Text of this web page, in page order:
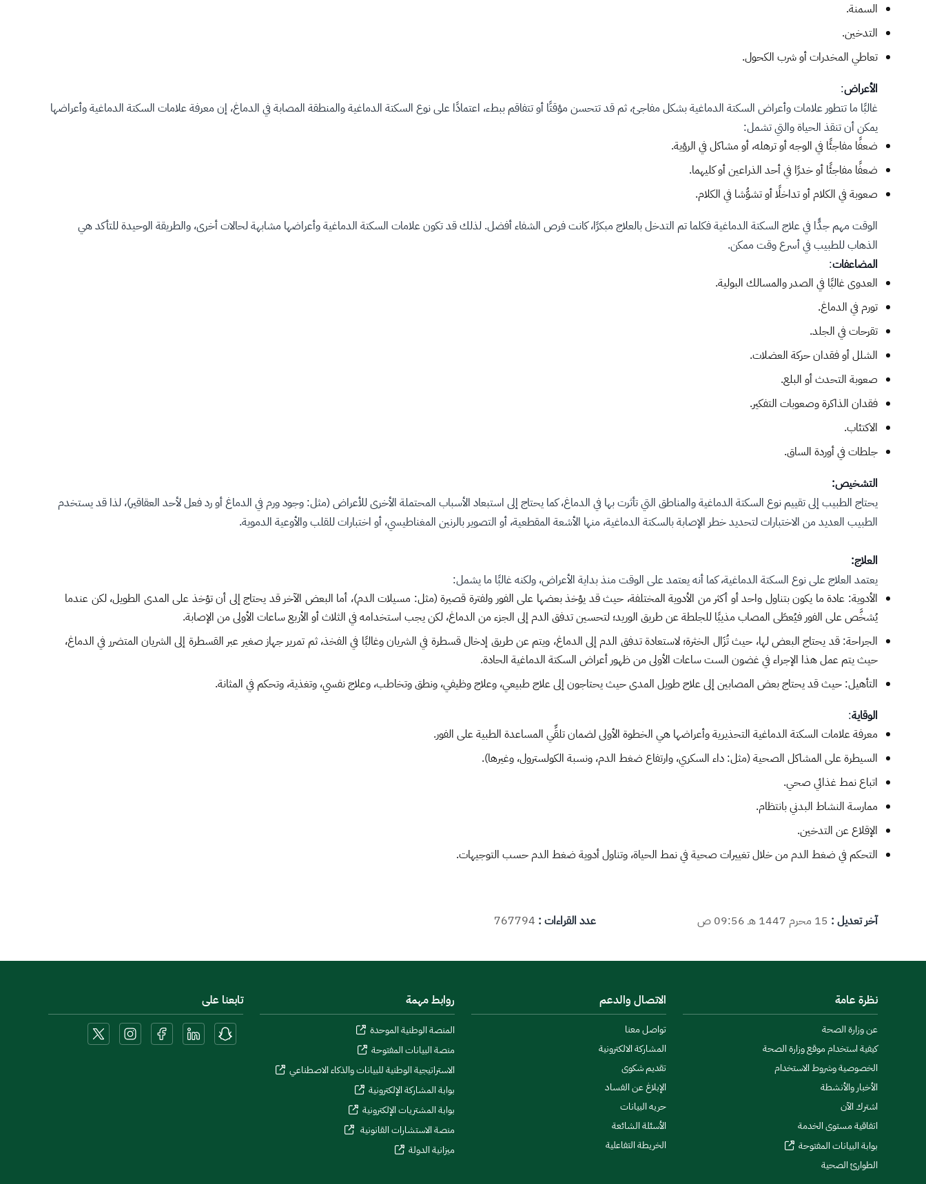
السمنة.
التدخين.
تعاطي المخدرات أو شرب الكحول.
الأعراض:
غالبًا ما تتطور علامات وأعراض السكتة الدماغية بشكل مفاجئ، ثم قد تتحسن مؤقتًا أو تتفاقم ببطء، اعتمادًا على نوع السكتة الدماغية والمنطقة المصابة في الدماغ، إن معرفة علامات السكتة الدماغية وأعراضها
يمكن أن تنقذ الحياة والتي تشمل:
ضعفًا مفاجئًا في الوجه أو ترهله، أو مشاكل في الرؤية.
ضعفًا مفاجئًا أو خدرًا في أحد الذراعين أو كليهما.
صعوبة في الكلام أو تداخلًا أو تشوُّشا في الكلام.
الوقت مهم جدًّا في علاج السكتة الدماغية فكلما تم التدخل بالعلاج مبكرًا، كانت فرص الشفاء أفضل. لذلك قد تكون علامات السكتة الدماغية وأعراضها مشابهة لحالات أخرى، والطريقة الوحيدة للتأكد هي
الذهاب للطبيب في أسرع وقت ممكن.
المضاعفات:
العدوى غالبًا في الصدر والمسالك البولية.
تورم في الدماغ.
تقرحات في الجلد.
الشلل أو فقدان حركة العضلات.
صعوبة التحدث أو البلع.
فقدان الذاكرة وصعوبات التفكير.
الاكتئاب.
جلطات في أوردة الساق.
التشخيص:
يحتاج الطبيب إلى تقييم نوع السكتة الدماغية والمناطق التي تأثرت بها في الدماغ، كما يحتاج إلى استبعاد الأسباب المحتملة الأخرى للأعراض (مثل: وجود ورم في الدماغ أو رد فعل لأحد العقاقير)، لذا قد يستخدم
الطبيب العديد من الاختبارات لتحديد خطر الإصابة بالسكتة الدماغية، منها الأشعة المقطعية، أو التصوير بالرنين المغناطيسي، أو اختبارات للقلب والأوعية الدموية.
العلاج:
يعتمد العلاج على نوع السكتة الدماغية، كما أنه يعتمد على الوقت منذ بداية الأعراض، ولكنه غالبًا ما يشمل:
الأدوية: عادة ما يكون بتناول واحد أو أكثر من الأدوية المختلفة، حيث قد يؤخذ بعضها على الفور ولفترة قصيرة (مثل: مسيلات الدم)، أما البعض الآخر قد يحتاج إلى أن تؤخذ على المدى الطويل، لكن عندما
يُشخَّص على الفور فيُعطَى المصاب مذيبًا للجلطة عن طريق الوريد؛ لتحسين تدفق الدم إلى الجزء من الدماغ، لكن يجب استخدامه في الثلاث أو الأربع ساعات الأولى من الإصابة.
الجراحة: قد يحتاج البعض لها، حيث تُزَال الخثرة؛ لاستعادة تدفق الدم إلى الدماغ، ويتم عن طريق إدخال قسطرة في الشريان وغالبًا في الفخذ، ثم تمرير جهاز صغير عبر القسطرة إلى الشريان المتضرر في الدماغ،
حيث يتم عمل هذا الإجراء في غضون الست ساعات الأولى من ظهور أعراض السكتة الدماغية الحادة.
التأهيل: حيث قد يحتاج بعض المصابين إلى علاج طويل المدى حيث يحتاجون إلى علاج طبيعي، وعلاج وظيفي، ونطق وتخاطب، وعلاج نفسي، وتغذية، وتحكم في المثانة.
الوقاية:
معرفة علامات السكتة الدماغية التحذيرية وأعراضها هي الخطوة الأولى لضمان تلقِّي المساعدة الطبية على الفور.
السيطرة على المشاكل الصحية (مثل: داء السكري، وارتفاع ضغط الدم، ونسبة الكولسترول، وغيرها).
اتباع نمط غذائي صحي.
ممارسة النشاط البدني بانتظام.
الإقلاع عن التدخين.
التحكم في ضغط الدم من خلال تغييرات صحية في نمط الحياة، وتناول أدوية ضغط الدم حسب التوجيهات.
آخر تعديل : 15 محرم 1447 هـ 09:56 ص عدد القراءات : 767794
نظرة عامة
عن وزارة الصحة
كيفية استخدام موقع وزارة الصحة
الخصوصية وشروط الاستخدام
الأخبار والأنشطة
اشترك الآن
اتفاقية مستوى الخدمة
بوابة البيانات المفتوحة
الطوارئ الصحية
الاتصال والدعم
تواصل معنا
المشاركة الالكترونية
تقديم شكوى
الإبلاغ عن الفساد
حريه البيانات
الأسئلة الشائعة
الخريطة التفاعلية
روابط مهمة
المنصة الوطنية الموحدة
منصة البيانات المفتوحة
الاستراتيجية الوطنية للبيانات والذكاء الاصطناعي
بوابة المشاركة الإلكترونية
بوابة المشتريات الإلكترونية
منصة الاستشارات القانونية
ميزانية الدولة
تابعنا على